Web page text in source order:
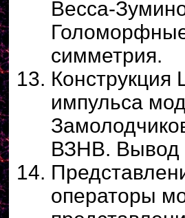
Весса-
симметрия.
Конструкция
импульса
ВЗНВ. Вывод
операторы